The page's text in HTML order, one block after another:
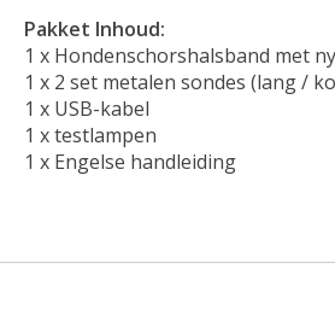
Pakket Inhoud:
1 x Hondenschorshalsband met
1 x 2 set metalen sondes (lang /
1 x USB-kabel
1 x testlampen
1 x Engelse handleiding